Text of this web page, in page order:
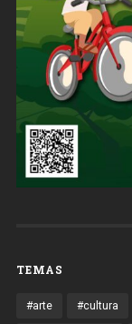
TEMAS
#arte #cultura